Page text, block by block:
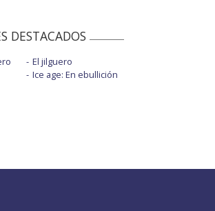
DESTACADOS
El jilguero
Ice age: En ebullición